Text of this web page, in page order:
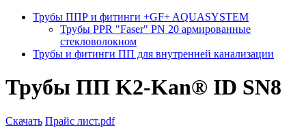
Трубы ППР и фитинги +GF+ AQUASYSTEM
Трубы PPR "Faser" PN 20 армированные
стекловолокном
Трубы и фитинги ПП для внутренней канализации
Трубы ПП K2-Kan® ID SN8
Скачать Прайс лист.pdf